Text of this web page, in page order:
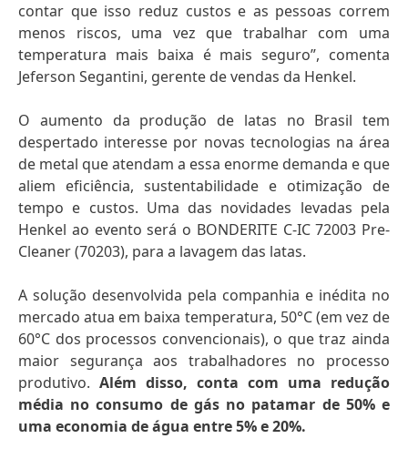
contar que isso reduz custos e as pessoas correm
menos riscos, uma vez que trabalhar com uma
temperatura mais baixa é mais seguro”, comenta
Jeferson Segantini, gerente de vendas da Henkel.
O aumento da produção de latas no Brasil tem
despertado interesse por novas tecnologias na área
de metal que atendam a essa enorme demanda e que
aliem eficiência, sustentabilidade e otimização de
tempo e custos. Uma das novidades levadas pela
Henkel ao evento será o BONDERITE C-IC 72003 Pre-
Cleaner(70203), para a lavagem das latas.
A solução desenvolvida pela companhia e inédita no
mercado atua em baixa temperatura, 50°C (em vez de
60°C dos processos convencionais), o que traz ainda
maior segurança aos trabalhadores no processo
produtivo. Além disso, conta com uma redução
média no consumo de gás no patamar de 50% e
uma economia de água entre 5% e 20%.